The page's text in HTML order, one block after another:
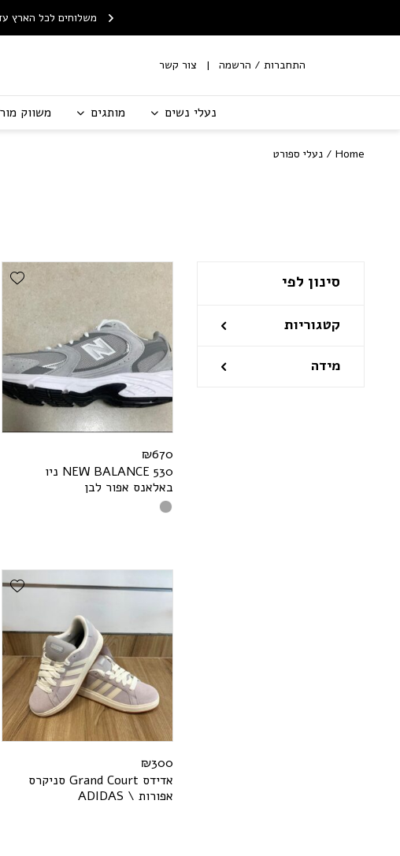
משלוחים לכל הארץ
התחברות / הרשמה צור קשר
נעלי נשים מותגים משווק
Home / נעלי ספורט
סינון לפי
קטגוריות
מידה
₪670
NEW BALANCE
530 ניו
באלאנס אפור לבן
₪300
אדידס
Grand Court
סניקרס
אפורות \
ADIDAS